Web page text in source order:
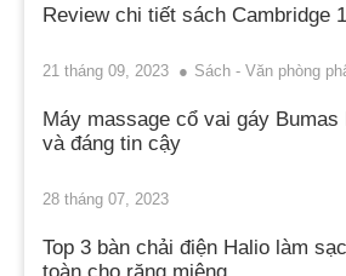
Review chi tiết sách Cambridge
21 tháng 09, 2023 Sách - Văn phòng
Máy massage cổ vai gáy Bumas
và đáng tin cậy
28 tháng 07, 2023
Top 3 bàn chải điện Halio làm